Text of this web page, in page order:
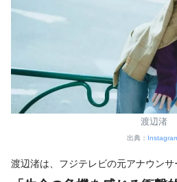
渡辺渚
出典：
渡辺渚は、フジテレビの元アナウン